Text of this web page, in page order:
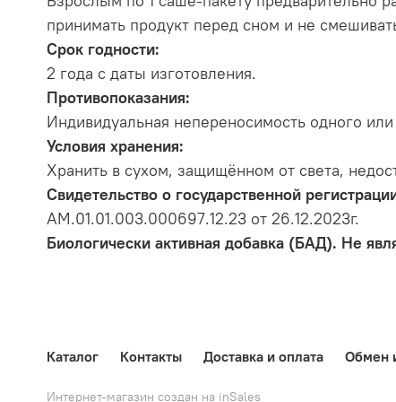
принимать продукт перед сном и не
Срок годности:
2 года с даты изготовления.
Противопоказания:
Индивидуальная непереносимость одного
Условия хранения:
Хранить в сухом, защищённом от света,
Свидетельство о государственной
AM.01.01.003.000697.12.23 от 26.12.2023г.
Биологически активная добавка (БАД). Не
Каталог Контакты Доставка и оплата Обмен
Интернет-магазин создан на inSales